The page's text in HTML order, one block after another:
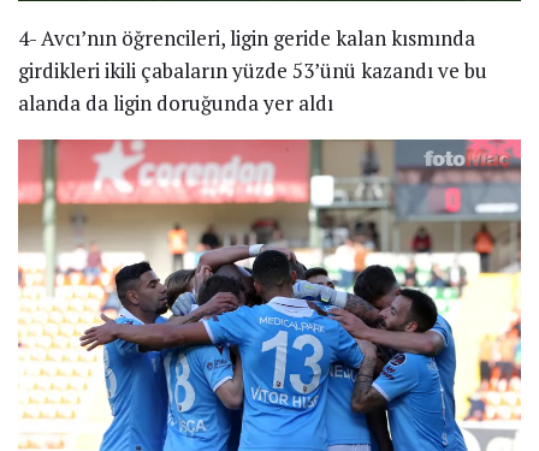
4- Avcı’nın öğrencileri, ligin geride kalan kısmında
girdikleri ikili çabaların yüzde 53’ünü kazandı ve bu
alanda da ligin doruğunda yer aldı